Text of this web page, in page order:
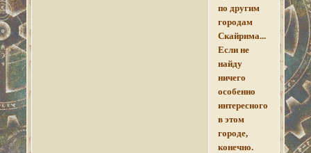
по другим
городам
Скайрима...
Если не
найду
ничего
особенно
интересного
в этом
городе,
конечно.